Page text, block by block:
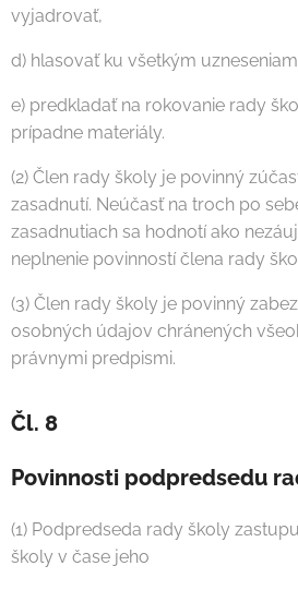
vyjadrovať,
d) hlasovať ku všetkým
e) predkladať na rokovanie rady
prípadne materiály.
(2) Člen rady školy je povinný
zasadnutí. Neúčasť na troch po
zasadnutiach sa hodnotí ako
neplnenie povinností člena rady
(3) Člen rady školy je povinný
osobných údajov chránených
právnymi predpismi.
Čl. 8
Povinnosti podpredsedu
(1) Podpredseda rady školy
školy v čase jeho